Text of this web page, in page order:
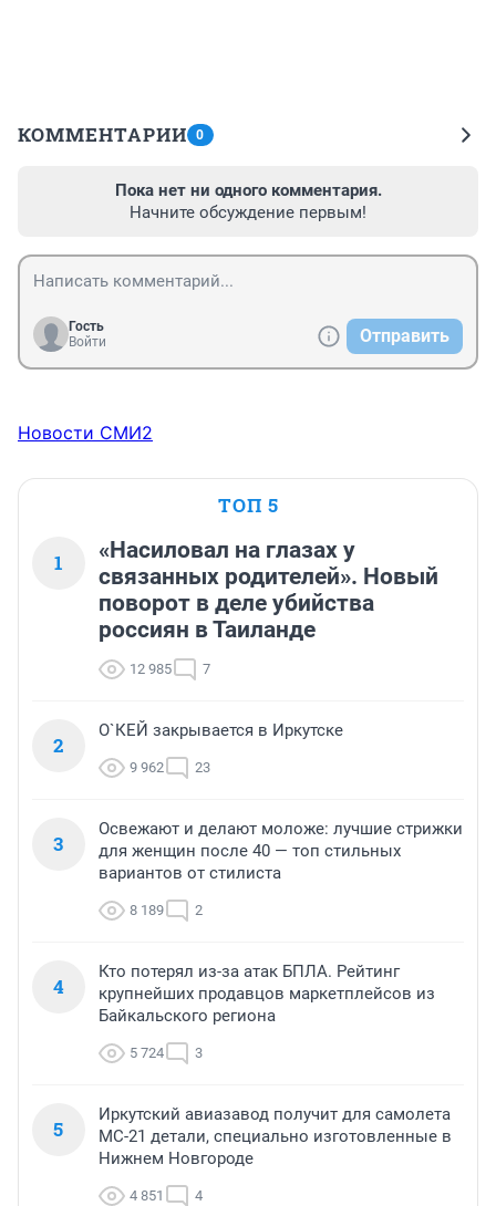
КОММЕНТАРИИ 0
Пока нет ни одного комментария.
Начните обсуждение первым!
Гость
Войти
Отправить
Новости СМИ2
ТОП 5
1
«Насиловал на глазах у
связанных родителей». Новый
поворот в деле убийства
россиян в Таиланде
12 985 7
2
О`КЕЙ закрывается в Иркутске
9 962 23
3
Освежают и делают моложе: лучшие стрижки
для женщин после 40 — топ стильных
вариантов от стилиста
8 189 2
4
Кто потерял из-за атак БПЛА. Рейтинг
крупнейших продавцов маркетплейсов из
Байкальского региона
5 724 3
5
Иркутский авиазавод получит для самолета
МС-21 детали, специально изготовленные в
Нижнем Новгороде
4 851 4